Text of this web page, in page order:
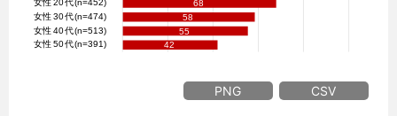
PNG CSV